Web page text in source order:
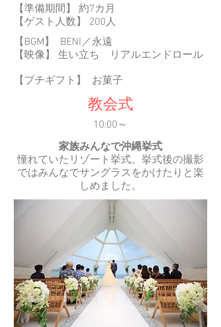
​【準備期間】 約7カ月
【ゲスト人数】 200人
【BGM】 BENI／永遠
​【映像】 生い立ち リアルエンドロール
【プチギフト】 お菓子
教会式
10:00～
家族みんなで沖縄挙式
​憧れていたリゾート挙式。挙式後の撮影
ではみんなでサングラスをかけたりと楽
しめました。